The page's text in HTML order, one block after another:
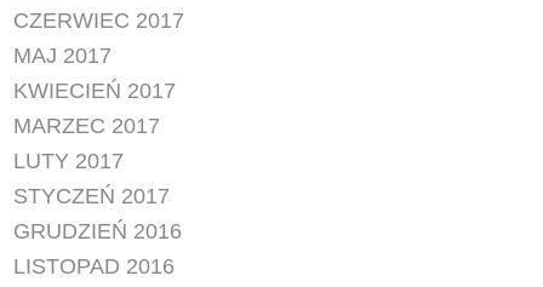
CZERWIEC 2017
MAJ 2017
KWIECIEŃ 2017
MARZEC 2017
LUTY 2017
STYCZEŃ 2017
GRUDZIEŃ 2016
LISTOPAD 2016